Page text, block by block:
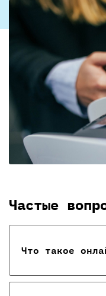
Частые
Что такое